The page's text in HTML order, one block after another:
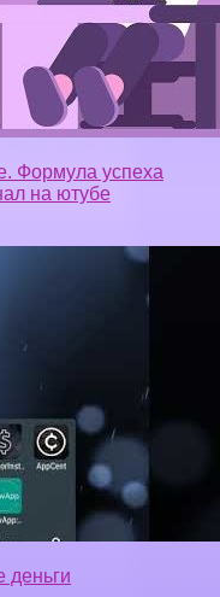
Формула успеха
на ютубе
деньги